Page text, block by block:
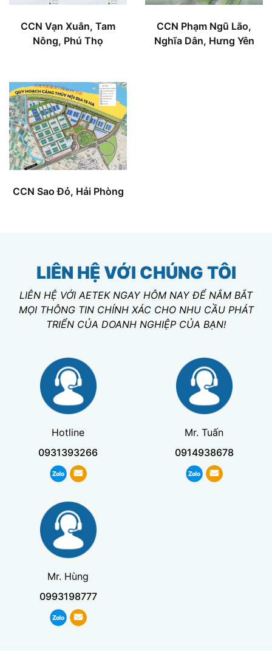
CCN Vạn Xuân, Tam
Nông, Phú Thọ
CCN Phạm Ngũ Lão,
Nghĩa Dân, Hưng Yên
CCN Sao Đỏ, Hải Phòng
LIÊN HỆ VỚI CHÚNG TÔI
LIÊN HỆ VỚI AETEK NGAY HÔM NAY ĐỂ NẮM BẮT
MỌI THÔNG TIN CHÍNH XÁC CHO NHU CẦU PHÁT
TRIỂN CỦA DOANH NGHIỆP CỦA BẠN!
Hotline
0931393266
Mr. Tuấn
0914938678
Mr. Hùng
0993198777